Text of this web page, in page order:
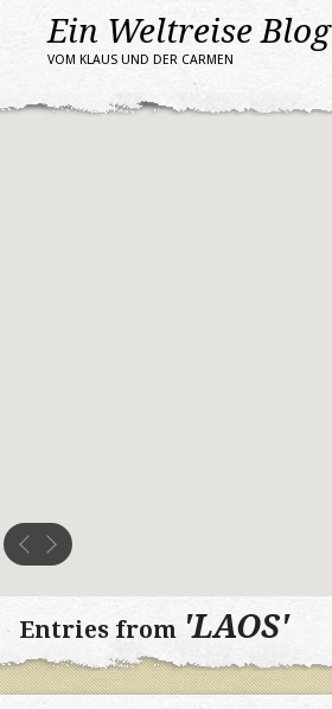
Ein Weltreise Blog
VOM KLAUS UND DER CARMEN
Entries from 'LAOS'